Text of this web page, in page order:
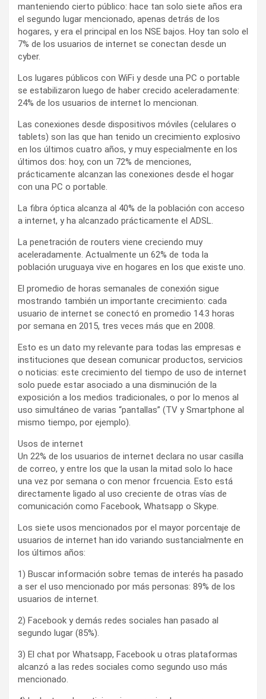
manteniendo cierto público: hace tan solo siete años era
el segundo lugar mencionado, apenas detrás de los
hogares, y era el principal en los NSE bajos. Hoy tan solo el
7% de los usuarios de internet se conectan desde un
cyber.
Los lugares públicos con WiFi y desde una PC o portable
se estabilizaron luego de haber crecido aceleradamente:
24% de los usuarios de internet lo mencionan.
Las conexiones desde dispositivos móviles (celulares o
tablets) son las que han tenido un crecimiento explosivo
en los últimos cuatro años, y muy especialmente en los
últimos dos: hoy, con un 72% de menciones,
prácticamente alcanzan las conexiones desde el hogar
con una PC o portable.
La fibra óptica alcanza al 40% de la población con acceso
a internet, y ha alcanzado prácticamente el ADSL.
La penetración de routers viene creciendo muy
aceleradamente. Actualmente un 62% de toda la
población uruguaya vive en hogares en los que existe uno.
El promedio de horas semanales de conexión sigue
mostrando también un importante crecimiento: cada
usuario de internet se conectó en promedio 14.3 horas
por semana en 2015, tres veces más que en 2008.
Esto es un dato my relevante para todas las empresas e
instituciones que desean comunicar productos, servicios
o noticias: este crecimiento del tiempo de uso de internet
solo puede estar asociado a una disminución de la
exposición a los medios tradicionales, o por lo menos al
uso simultáneo de varias “pantallas” (TV y Smartphone al
mismo tiempo, por ejemplo).
Usos de internet
Un 22% de los usuarios de internet declara no usar casilla
de correo, y entre los que la usan la mitad solo lo hace
una vez por semana o con menor frcuencia. Esto está
directamente ligado al uso creciente de otras vías de
comunicación como Facebook, Whatsapp o Skype.
Los siete usos mencionados por el mayor porcentaje de
usuarios de internet han ido variando sustancialmente en
los últimos años:
1) Buscar información sobre temas de interés ha pasado
a ser el uso mencionado por más personas: 89% de los
usuarios de internet.
2) Facebook y demás redes sociales han pasado al
segundo lugar (85%).
3) El chat por Whatsapp, Facebook u otras plataformas
alcanzó a las redes sociales como segundo uso más
mencionado.